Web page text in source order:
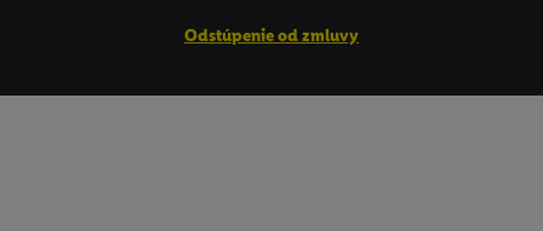
Odstúpenie od zmluvy